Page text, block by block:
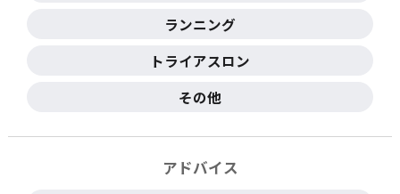
ランニング
トライアスロン
その他
アドバイス